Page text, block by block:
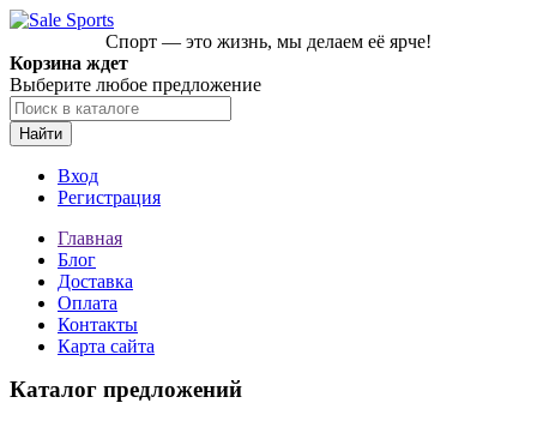
Спорт — это жизнь, мы делаем её ярче!
Корзина ждет
Выберите любое предложение
Найти
Вход
Регистрация
Главная
Блог
Доставка
Оплата
Контакты
Карта сайта
Каталог предложений